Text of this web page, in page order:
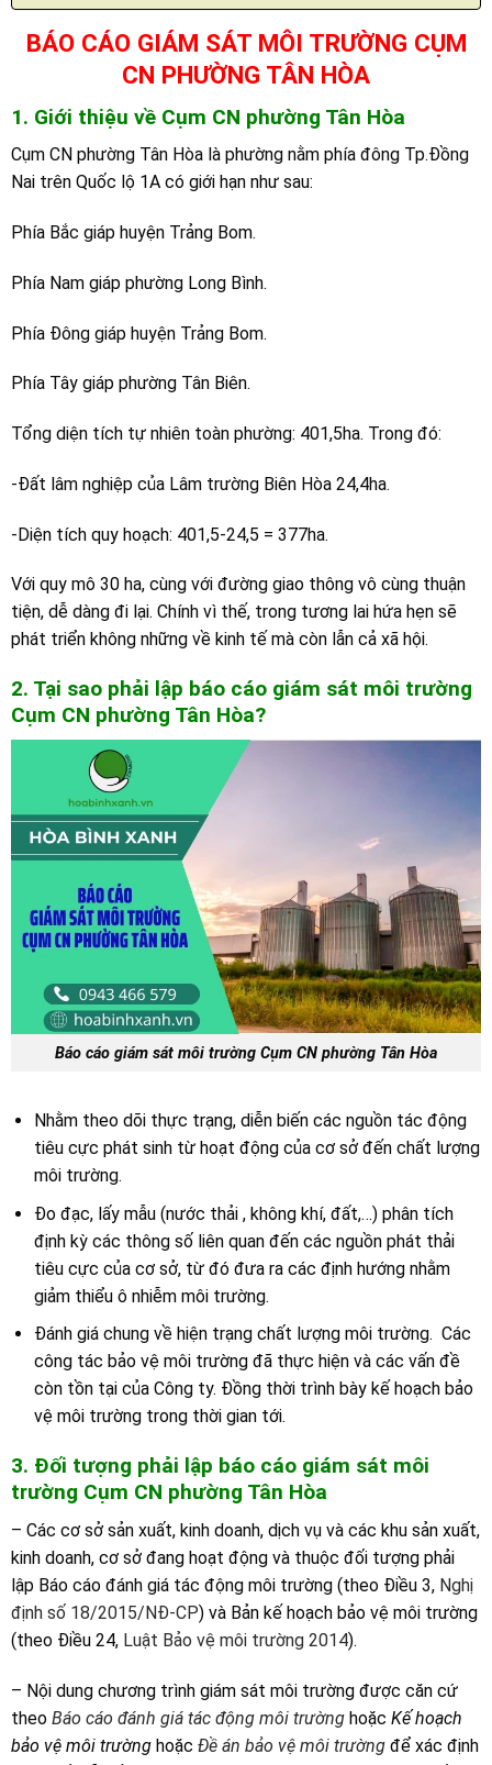
BÁO CÁO GIÁM SÁT MÔI TRƯỜNG CỤM
CN PHƯỜNG TÂN HÒA
1. Giới thiệu về Cụm CN phường Tân Hòa
Cụm CN phường Tân Hòa là phường nằm phía đông Tp.Đồng
Nai trên Quốc lộ 1A có giới hạn như sau:
Phía Bắc giáp huyện Trảng Bom.
Phía Nam giáp phường Long Bình.
Phía Đông giáp huyện Trảng Bom.
Phía Tây giáp phường Tân Biên.
Tổng diện tích tự nhiên toàn phường: 401,5ha. Trong đó:
-Đất lâm nghiệp của Lâm trường Biên Hòa 24,4ha.
-Diện tích quy hoạch: 401,5-24,5 = 377ha.
Với quy mô 30 ha, cùng với đường giao thông vô cùng thuận
tiện, dễ dàng đi lại. Chính vì thế, trong tương lai hứa hẹn sẽ
phát triển không những về kinh tế mà còn lẫn cả xã hội.
2. Tại sao phải lập báo cáo giám sát môi trường
Cụm CN phường Tân Hòa?
Báo cáo giám sát môi trường Cụm CN phường Tân Hòa
Nhằm theo dõi thực trạng, diễn biến các nguồn tác động
tiêu cực phát sinh từ hoạt động của cơ sở đến chất lượng
môi trường.
Đo đạc, lấy mẫu (nước thải , không khí, đất,…) phân tích
định kỳ các thông số liên quan đến các nguồn phát thải
tiêu cực của cơ sở, từ đó đưa ra các định hướng nhằm
giảm thiểu ô nhiễm môi trường.
Đánh giá chung về hiện trạng chất lượng môi trường. Các
công tác bảo vệ môi trường đã thực hiện và các vấn đề
còn tồn tại của Công ty. Đồng thời trình bày kế hoạch bảo
vệ môi trường trong thời gian tới.
3. Đối tượng phải lập báo cáo giám sát môi
trường Cụm CN phường Tân Hòa
– Các cơ sở sản xuất, kinh doanh, dịch vụ và các khu sản xuất,
kinh doanh, cơ sở đang hoạt động và thuộc đối tượng phải
lập Báo cáo đánh giá tác động môi trường (theo Điều 3, Nghị
định số 18/2015/NĐ-CP) và Bản kế hoạch bảo vệ môi trường
(theo Điều 24, Luật Bảo vệ môi trường 2014).
– Nội dung chương trình giám sát môi trường được căn cứ
theo Báo cáo đánh giá tác động môi trườnghoặc Kế hoạch
bảo vệ môi trường hoặc Đề án bảo vệ môi trườngđể xác định